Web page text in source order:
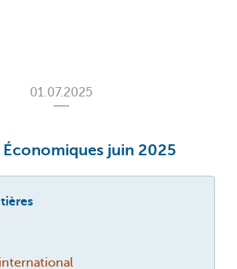
01.07.2025
Économiques juin 2025